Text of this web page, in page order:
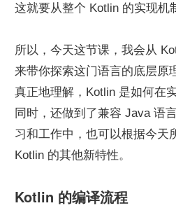
这就要从整个 Kotlin 的实现机
所以，今天这节课，我会从
来带你探索这门语言的底层原
真正地理解，Kotlin 是如何在
同时，还做到了兼容 Java 语
习和工作中，也可以根据今天
Kotlin 的其他新特性。
Kotlin 的编译流程